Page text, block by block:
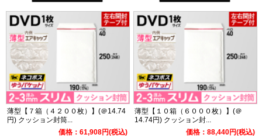
薄型【７箱（４２００枚）】(＠14.74
円) クッション封筒...
価格：61,908円(税込)
薄型【１０箱（６０００枚）】(＠
14.74円) クッション封...
価格：88,440円(税込)